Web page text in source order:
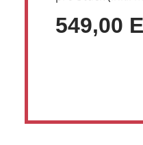
549,00